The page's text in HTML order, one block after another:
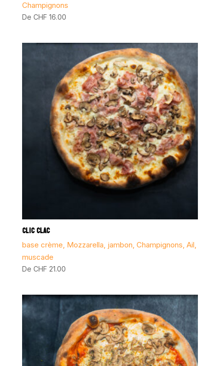
Champignons
De CHF 16.00
CLIC CLAC
base crème, Mozzarella, jambon, Champignons, Ail,
muscade
De CHF 21.00